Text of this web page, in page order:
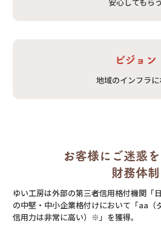
ビジョン
地域のインフラに
お客様にご迷惑
財務体制
ゆい工房は外部の第三者信用格付機関「
の中堅・中小企業格付けにおいて「aa（
信用力は非常に高い）※」を獲得。